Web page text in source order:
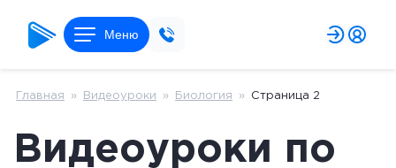
Меню
Главная » Видеоуроки » Биология » Страница 2
Видеоуроки по